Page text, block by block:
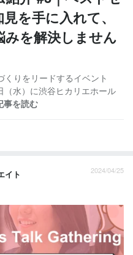
を手に入れて、
を解決しません
りをリードするイベント
（水）に渋谷ヒカリエホール
事を読む
イト 2024/04/25